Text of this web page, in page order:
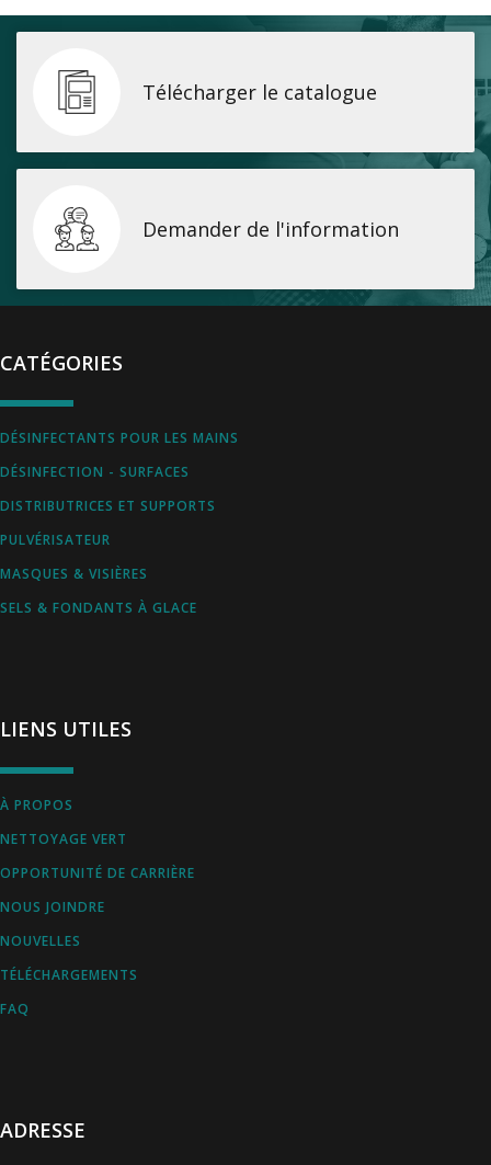
Télécharger le catalogue
Demander de l'information
ADRESSE
CATÉGORIES
DÉSINFECTANTS POUR LES MAINS
DÉSINFECTION - SURFACES
DISTRIBUTRICES ET SUPPORTS
PULVÉRISATEUR
MASQUES & VISIÈRES
SELS & FONDANTS À GLACE
LIENS UTILES
À PROPOS
NETTOYAGE VERT
OPPORTUNITÉ DE CARRIÈRE
NOUS JOINDRE
NOUVELLES
TÉLÉCHARGEMENTS
FAQ